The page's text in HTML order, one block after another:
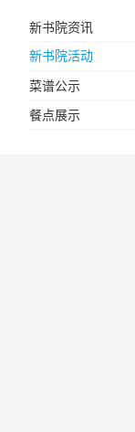
新书院资讯
新书院活动
菜谱公示
餐点展示